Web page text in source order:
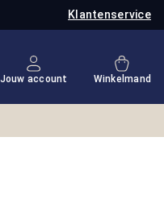
Klantenservice
items op je verlanglijstje
Jouw account Winkelmand